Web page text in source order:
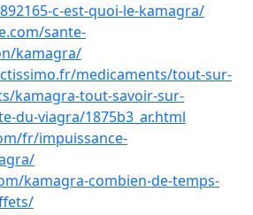
c-est-quoi-le-kamagra/
sante-
kamagra/
medicaments/tout-sur-
kamagra-tout-savoir-sur-
du-viagra/1875b3_ar.html
fr/impuissance-
kamagra-combien-de-temps-